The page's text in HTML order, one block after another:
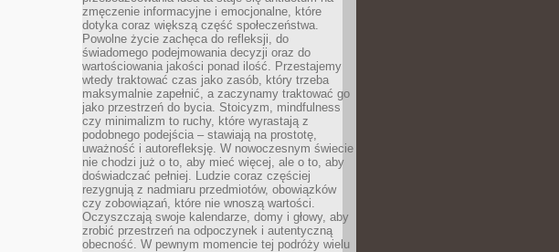
zmęczenie informacyjne i emocjonalne, które
dotyka coraz większą część społeczeństwa.
Powolne życie zachęca do refleksji, do
świadomego podejmowania decyzji oraz do
wartościowania jakości ponad ilość. Przestajemy
wtedy traktować czas jako zasób, który trzeba
maksymalnie zapełnić, a zaczynamy traktować go
jako przestrzeń do bycia. Stoicyzm, mindfulness
czy minimalizm to ruchy, które wyrastają z
podobnego podejścia – stawiają na prostotę,
uważność i autorefleksję. W nowoczesnym świecie
nie chodzi już o to, aby mieć więcej, ale o to, aby
doświadczać pełniej. Ludzie coraz częściej
rezygnują z nadmiaru przedmiotów, obowiązków
czy zobowiązań, które nie wnoszą wartości.
Oczyszczają swoje kalendarze, domy i głowy, aby
zrobić przestrzeń na odpoczynek i autentyczną
obecność. W pewnym momencie tej podróży wielu